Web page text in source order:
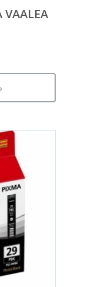
VAALEA